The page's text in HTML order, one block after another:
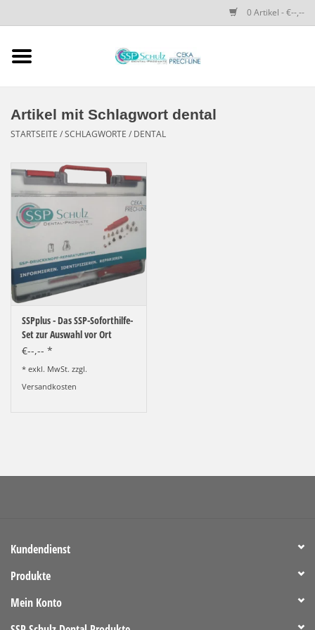
0 Artikel - €--,--
SSP SCHULZ Dental-
PRECI-LINE-SYSTEMS
CEKA-ATTACHMENTS
DRUCKKNÖPFE
SPEZIALITÄTEN
LOT-PROGRAMM
Artikel mit Schlagwort dental
STARTSEITE /SCHLAGWORTE / DENTAL
SSPplus - Das SSP-Soforthilfe-
Set zur Auswahl vor Ort
€--,-- *
* exkl. MwSt. zzgl.
Versandkosten
Kundendienst
Produkte
Mein Konto